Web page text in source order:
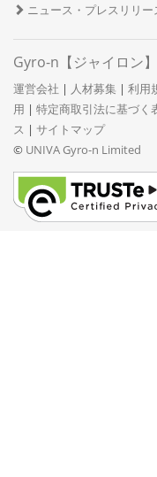
ニュース・プレスリリー
Gyro-n【ジャイロン】
運営会社 | 人材募集 | 利用
用 | 特定商取引法に基づく
ス | サイトマップ
© UNIVA Gyro-n Limited